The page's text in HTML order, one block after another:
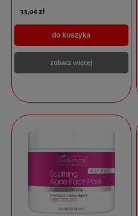
ZACZERWIENIEŃ 30ml
33,04 zł
do koszyka
zobacz więcej